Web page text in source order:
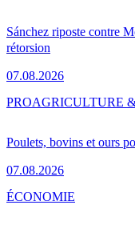
Sánchez riposte contre
rétorsion
07.08.2026
Poulets, bovins et ours
07.08.2026
PROAGRICULTURE
ÉCONOMIE